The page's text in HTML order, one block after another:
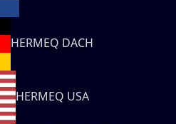
HERMEQ DACH
HERMEQ USA